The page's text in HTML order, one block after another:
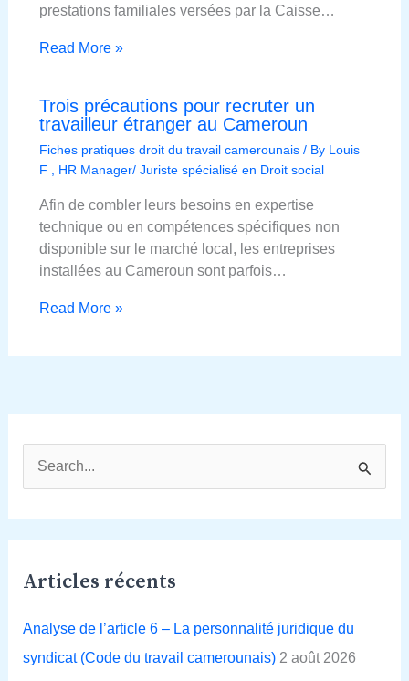
prestations familiales versées par la Caisse…
Read More »
Trois précautions pour recruter un
travailleur étranger au Cameroun
Fiches pratiques droit du travail camerounais/ By Louis
F , HR Manager/ Juriste spécialisé en Droit social
Afin de combler leurs besoins en expertise
technique ou en compétences spécifiques non
disponible sur le marché local, les entreprises
installées au Cameroun sont parfois…
Read More »
e
Articles récents
Analyse de l’article 6 – La personnalité juridique du
syndicat (Code du travail camerounais) 2 août 2026